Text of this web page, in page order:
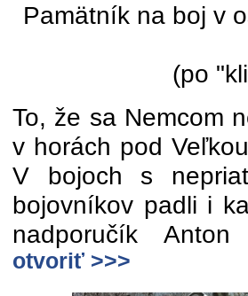
Pamätník na boj v
(po
To, že sa Nemcom
v horách pod
V bojoch s
bojovníkov padli i
nadporučík
otvoriť >>>